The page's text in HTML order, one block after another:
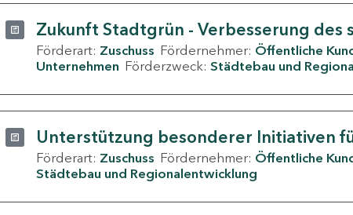
Zukunft Stadtgrün - Verbesserung des
Förderart: Zuschuss Fördernehmer: Öffentliche
Unternehmen Förderzweck: Städtebau und
Unterstützung besonderer Initiativen
Förderart: Zuschuss Fördernehmer: Öffentliche
Städtebau und Regionalentwicklung